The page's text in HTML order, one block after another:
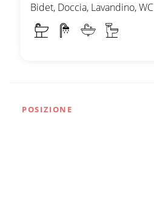
Bidet, Doccia, Lavandino, WC
POSIZIONE